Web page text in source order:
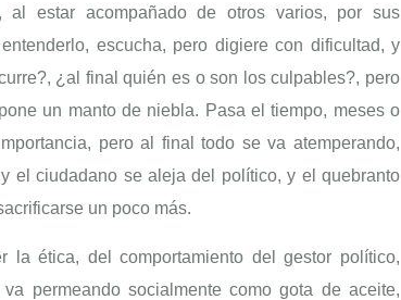
al estar acompañado de otros varios, por sus
escucha, pero digiere con dificultad, y
¿al final quién es o son los culpables?, pero
un manto de niebla. Pasa el tiempo, meses o
pero al final todo se va atemperando,
el ciudadano se aleja del político, y el quebranto
un poco más.
la ética, del comportamiento del gestor político,
permeando socialmente como gota de aceite,